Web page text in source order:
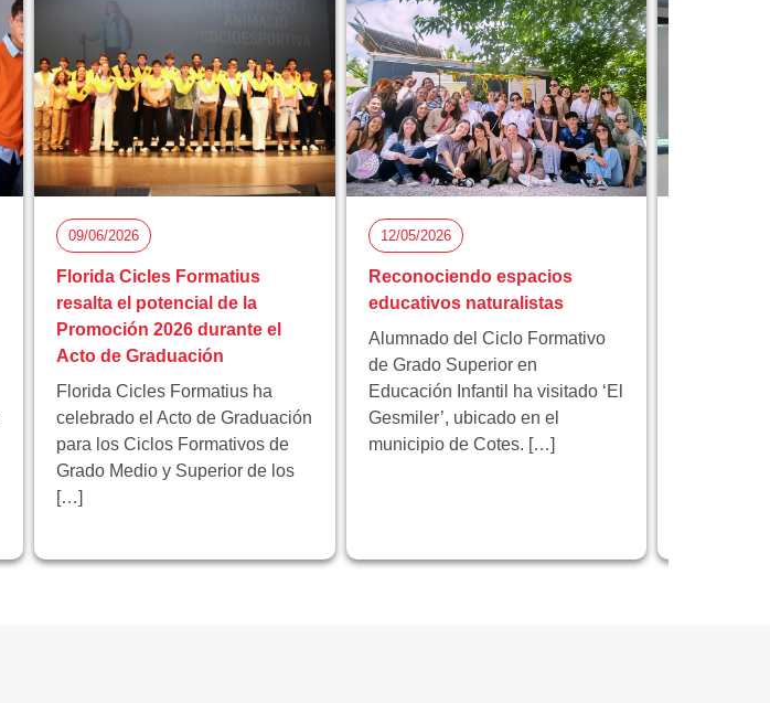
09/06/2026
Florida Cicles Formatius
resalta el potencial de la
Promoción 2026 durante el
Acto de Graduación
Florida Cicles Formatius ha
celebrado el Acto de Graduación
para los Ciclos Formativos de
Grado Medio y Superior de los
[…]
12/05/2026
Reconociendo espacios
educativos naturalistas
Alumnado del Ciclo Formativo
de Grado Superior en
Educación Infantil ha visitado ‘El
Gesmiler’, ubicado en el
municipio de Cotes. […]